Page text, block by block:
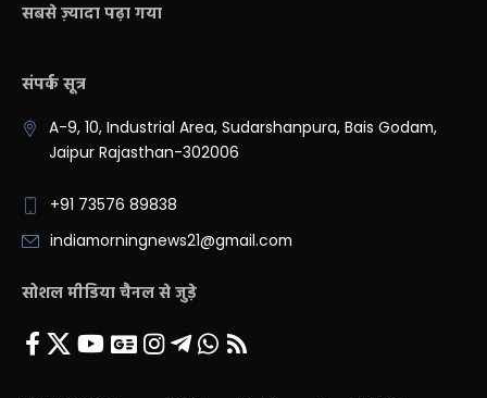
सबसे ज़्यादा पढ़ा गया
संपर्क सूत्र
A-9, 10, Industrial Area, Sudarshanpura, Bais Godam,
Jaipur Rajasthan-302006
+91 73576 89838
indiamorningnews21@gmail.com
सोशल मीडिया चैनल से जुड़े